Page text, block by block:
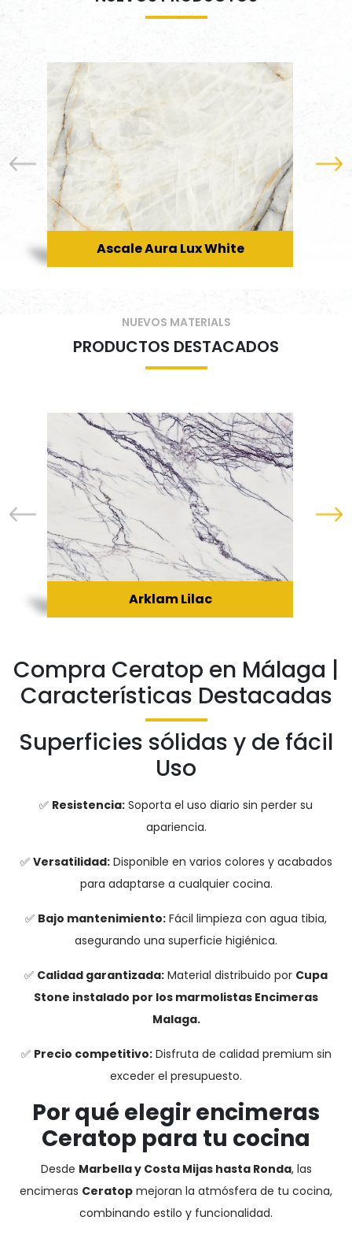
Ascale Aura Lux White
NUEVOS MATERIALS
PRODUCTOS DESTACADOS
Arklam Lilac
Compra Ceratop en Málaga |
Características Destacadas
Superficies sólidas y de fácil
Uso
✅ Resistencia: Soporta el uso diario sin perder su
apariencia.
✅ Versatilidad:Disponible en varios colores y acabados
para adaptarse a cualquier cocina.
✅ Bajo mantenimiento: Fácil limpieza con agua tibia,
asegurando una superficie higiénica.
✅ Calidad garantizada: Material distribuido por Cupa
Stone instalado por los marmolistas Encimeras
Malaga.
✅ Precio competitivo:Disfruta de calidad premium sin
exceder el presupuesto.
Por qué elegir encimeras
Ceratop para tu cocina
Desde Marbella y Costa Mijas hasta Ronda, las
encimeras Ceratop mejoran la atmósfera de tu cocina,
combinando estilo y funcionalidad.